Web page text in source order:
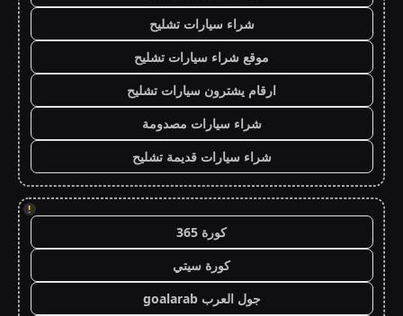
شراء سيارات تشليح
موقع شراء سيارات تشليح
ارقام يشترون سيارات تشليح
شراء سيارات مصدومة
شراء سيارات قديمة تشليح
!
كورة 365
كورة سيتي
جول العرب goalarab